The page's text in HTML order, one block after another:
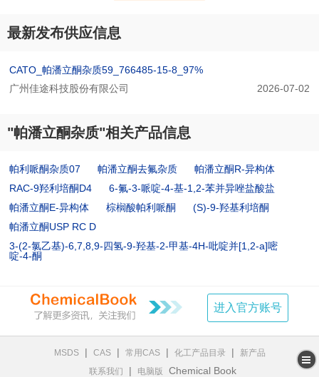
最新发布供应信息
CATO_帕潘立酮杂质59_766485-15-8_97%
广州佳途科技股份有限公司
2026-07-02
"帕潘立酮杂质"相关产品信息
帕利哌酮杂质07 帕潘立酮去氟杂质
帕潘立酮R-异构体
RAC-9羟利培酮D4
6-氟-3-哌啶-4-基-1,2-苯并异唑盐酸盐
帕潘立酮E-异构体
棕榈酸帕利哌酮
(S)-9-羟基利培酮
帕潘立酮USP RC D
3-(2-氯乙基)-6,7,8,9-四氢-9-羟基-2-甲基-4H-吡啶并[1,2-a]嘧
啶-4-酮
进入官方账号
MSDS | CAS | 常用CAS | 化工产品目录 |
新产品
联系我们
| 电脑版 Chemical Book